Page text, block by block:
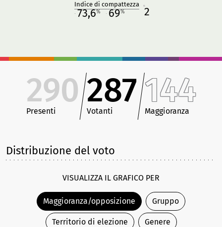
Indice di compattezza
73,6% 69% 2
290
Presenti
287
Votanti
144
Maggioranza
Distribuzione del voto
VISUALIZZA IL GRAFICO PER
Maggioranza/opposizione Gruppo
Territorio di elezione Genere